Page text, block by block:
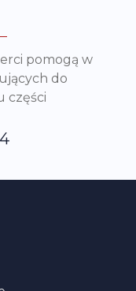
pomogą w
do
części